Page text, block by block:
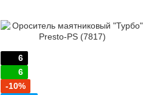
6
6
-10%